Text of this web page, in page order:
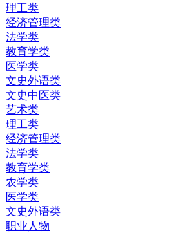
理工类
经济管理类
法学类
教育学类
医学类
文史外语类
文史中医类
艺术类
理工类
经济管理类
法学类
教育学类
农学类
医学类
文史外语类
职业人物